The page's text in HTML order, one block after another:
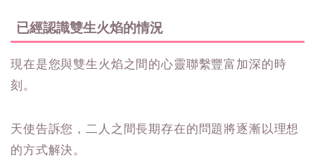
已經認識雙生火焰的情況
現在是您與雙生火焰之間的心靈聯繫豐富加深的時
刻。
天使告訴您，二人之間長期存在的問題將逐漸以理想
的方式解決。